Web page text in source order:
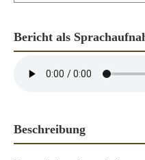
Bericht als
Beschreibung